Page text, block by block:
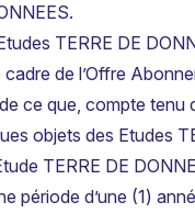
TERRE DE
de l’Offre
ce que, compte tenu
objets des Etudes
TERRE DE
période d’une (1)